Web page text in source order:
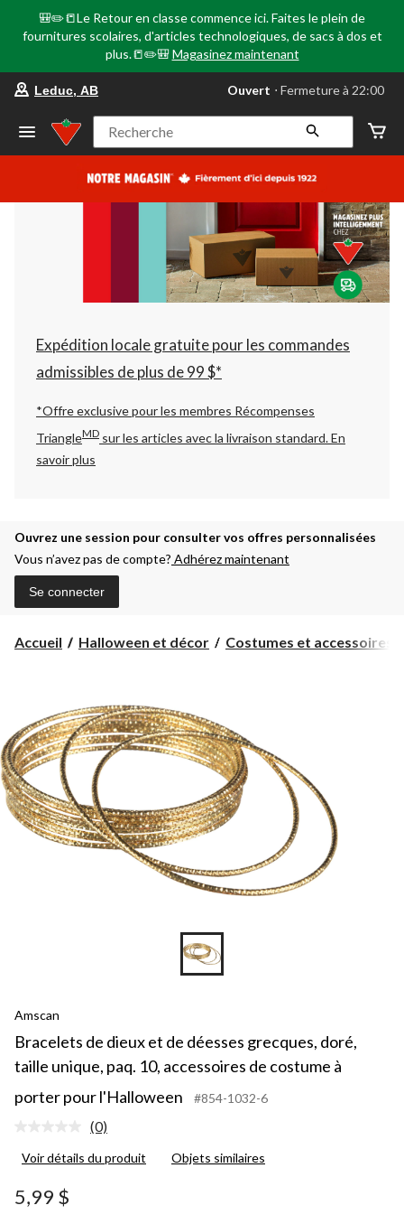
🎒✏️📒Le Retour en classe commence ici. Faites le plein de
fournitures scolaires, d'articles technologiques, de sacs à dos et
plus.📒✏️🎒 Magasinez maintenant
votre
préféré
Leduc,
AB,
courament
Fermeture
à
22:00
cliquer
pour
changer
Leduc, AB Ouvert ⋅ Fermeture à 22:00
Recherche
Expédition locale gratuite pour les commandes
admissibles de plus de 99 $*
*Offre exclusive pour les membres Récompenses
TriangleMD sur les articles avec la livraison standard.En
savoir plus
Ouvrez une session pour consulter vos offres personnalisées
Vous n’avez pas de compte? Adhérez maintenant
Se connecter
Accueil Halloween et décor Costumes et accessoires
Amscan
Bracelets de dieux et de déesses grecques, doré,
taille unique, paq. 10, accessoires de costume à
porter pour l'Halloween
#854-1032-6
Aucune
pour
(0)
Voir détails du produit Objets similaires
5,99 $